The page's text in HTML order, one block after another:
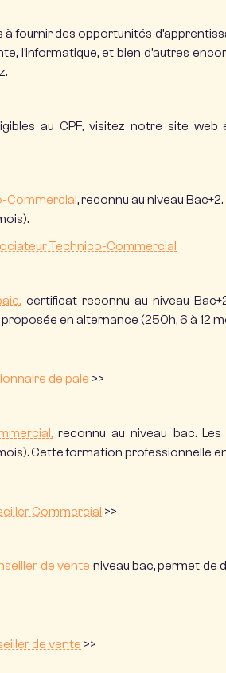
à fournir des opportunités
l’informatique, et bien d’autres
au CPF, visitez notre site web
Commercial,reconnu au niveau
Technico-Commercial
certificat reconnu au niveau
en alternance (250h, 6 à 12
de paie >>
,reconnu au niveau bac.
Cette formation professionnelle
Commercial >>
de vente niveau bac, permet de
de vente >>